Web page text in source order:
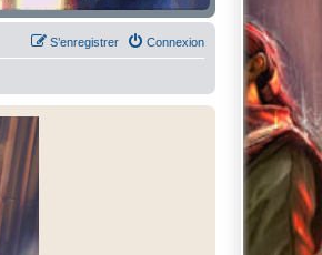
Connexion
S’enregistrer